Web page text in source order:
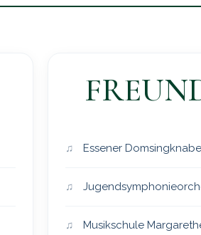
Essener
Musikschule